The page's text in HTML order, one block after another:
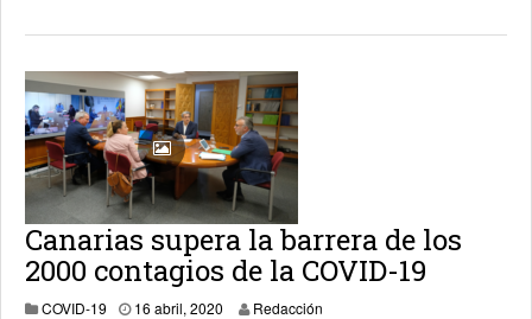
Canarias supera la barrera de los
2000 contagios de la COVID-19
COVID-19 16 abril, 2020 16 abril, 2020
Redacción